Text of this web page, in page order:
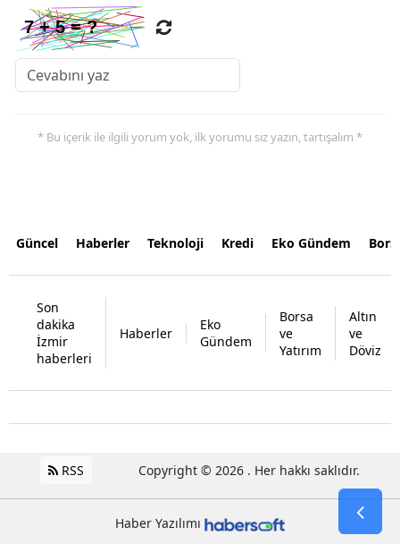
* Bu içerik ile ilgili yorum yok, ilk yorumu siz yazın, tartışalım *
Güncel Haberler Teknoloji Kredi Eko Gündem
Son
dakika
İzmir
haberleri
Haberler
Eko
Gündem
Borsa
ve
Yatırım
Altın
ve
Döviz
RSS Copyright © 2026 . Her hakkı saklıdır.
Haber Yazılımı